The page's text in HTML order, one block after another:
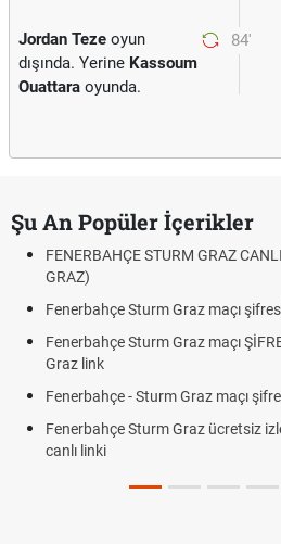
84'
Jordan Teze oyun
dışında. Yerine Kassoum
Ouattara oyunda.
Şu An Popüler İçerikler
FENERBAHÇE STURM GRAZ
GRAZ)
Fenerbahçe Sturm Graz maçı
Fenerbahçe Sturm Graz maçı
Graz link
Fenerbahçe - Sturm Graz maçı
Fenerbahçe Sturm Graz ücretsiz
canlı linki